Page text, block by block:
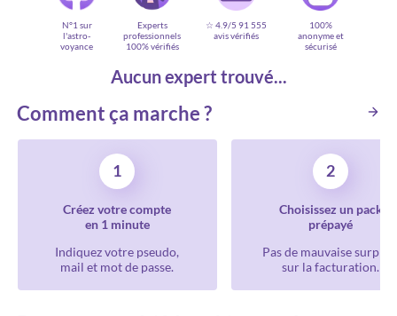
N°1 sur
l'astro-
voyance
Experts
professionnels
100% vérifiés
☆ 4.9/5 91 555
avis vérifiés
100%
anonyme et
sécurisé
Aucun expert trouvé...
Comment ça marche ?
1
Créez votre compte
en 1 minute
Indiquez votre pseudo,
mail et mot de passe.
2
Choisissez un pack
prépayé
Pas de mauvaise
sur la facturation.